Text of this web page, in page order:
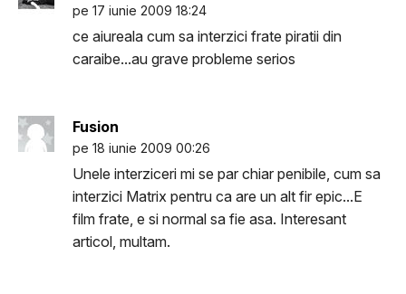
pe 17 iunie 2009 18:24
ce aiureala cum sa interzici frate piratii din
caraibe...au grave probleme serios
Fusion
pe 18 iunie 2009 00:26
Unele interziceri mi se par chiar penibile, cum sa
interzici Matrix pentru ca are un alt fir epic...E
film frate, e si normal sa fie asa. Interesant
articol, multam.